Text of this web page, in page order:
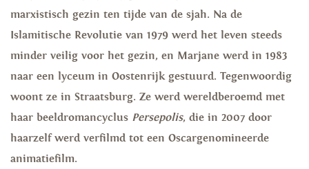
marxistisch gezin ten tijde van de sjah. Na de
Islamitische Revolutie van 1979 werd het leven steeds
minder veilig voor het gezin, en Marjane werd in 1983
naar een lyceum in Oostenrijk gestuurd. Tegenwoordig
woont ze in Straatsburg. Ze werd wereldberoemd met
haar beeldromancyclus Persepolis, die in 2007 door
haarzelf werd verfilmd tot een Oscargenomineerde
animatiefilm.